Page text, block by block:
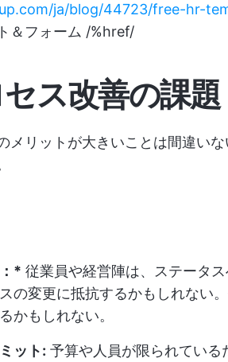
ja/blog/44723/free-hr-
＆フォーム /%href/
ス改善の課題
メリットが大きいことは間違い
* 従業員や経営陣は、ステータ
の変更に抵抗するかもしれない。
かもしれない。
ット: 予算や人員が限られてい